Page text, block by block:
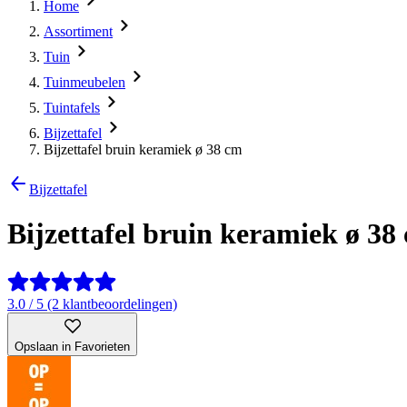
Home
Assortiment
Tuin
Tuinmeubelen
Tuintafels
Bijzettafel
Bijzettafel bruin keramiek ø 38 cm
Bijzettafel
Bijzettafel bruin keramiek ø 38
3.0 / 5 (2 klantbeoordelingen)
Opslaan in Favorieten